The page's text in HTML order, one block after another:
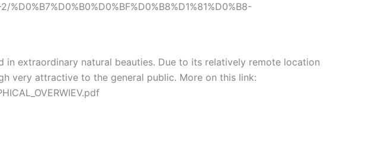
extraordinary natural beauties. Due to its relatively remote location
very attractive to the general public. More on this link: